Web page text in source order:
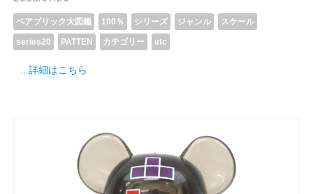
ベアブリック大図鑑 100％ シリーズ ジャンル スケール
series20 PATTEN カテゴリー etc
...詳細はこちら